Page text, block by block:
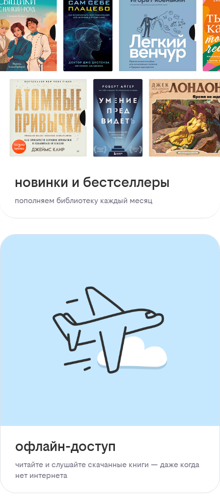
новинки и бестселлеры
пополняем библиотеку каждый месяц
офлайн-доступ
читайте и слушайте скачанные книги — даже когда
нет интернета